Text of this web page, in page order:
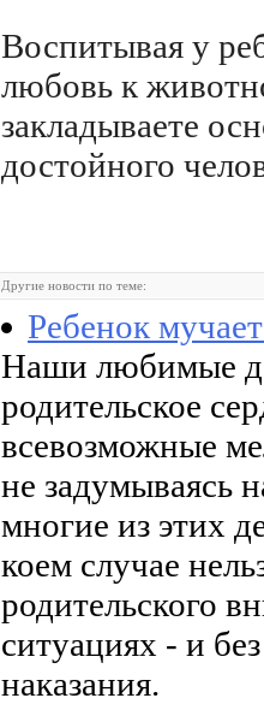
Воспитывая у
любовь к
закладываете
достойного
Другие новости по теме:
Ребенок
Наши любимые
родительское
всевозможные
не задумываясь
многие из этих
коем случае
родительского
ситуациях - и
наказания.